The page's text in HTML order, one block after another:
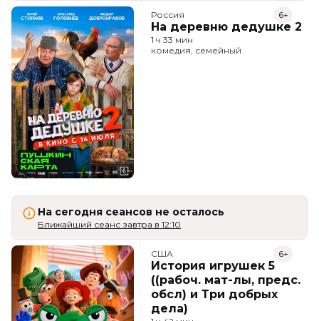
Россия
На деревню дедушке 2
6+
1 ч 33 мин
комедия, семейный
На сегодня сеансов не осталось
Ближайший сеанс завтра в 12:10
США
История игрушек 5
((рабоч. мат-лы, предс.
обсл) и Три добрых
дела)
6+